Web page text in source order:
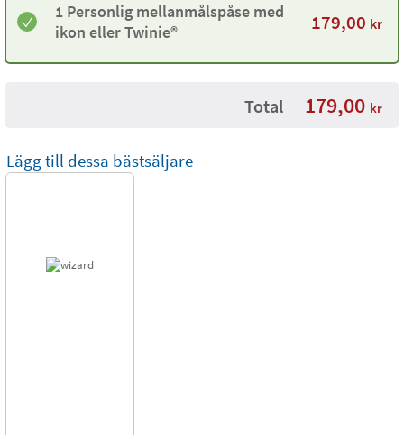
1 Personlig mellanmålspåse med
ikon eller Twinie®️
179,00 kr
Total 179,00 kr
Lägg till dessa bästsäljare